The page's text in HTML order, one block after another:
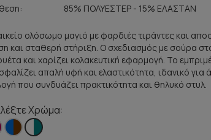
85% ΠΟΛΥΕΣΤΕΡ - 15% ΕΛΑΣΤΑΝ
ολόσωμο μαγιό με φαρδιές τιράντες και
και σταθερή στήριξη. Ο σχεδιασμός με σούρα
και χαρίζει κολακευτική εφαρμογή. Το
απαλή υφή και ελαστικότητα, ιδανικό
που συνδυάζει πρακτικότητα και θηλυκό στυλ.
Χρώμα: